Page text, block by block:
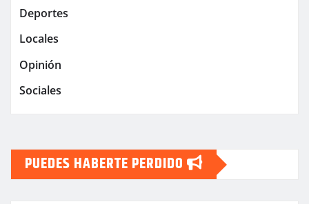
Deportes
Locales
Opinión
Sociales
PUEDES HABERTE PERDIDO